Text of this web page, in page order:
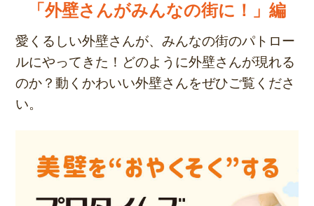
「外壁さんがみんなの街に！」編
愛くるしい外壁さんが、みんなの街のパトロー
ルにやってきた！どのように外壁さんが現れる
のか？動くかわいい外壁さんをぜひご覧くださ
い。